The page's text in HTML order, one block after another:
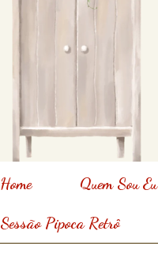
Home Quem Sou Eu
Sessão Pipoca Retrô